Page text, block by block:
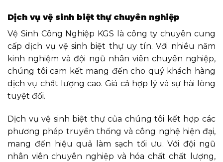
Dịch vụ vệ sinh biệt thự chuyên nghiệp
Vệ Sinh Công Nghiệp KGS là công ty chuyên cung
cấp dịch vụ vệ sinh biệt thự uy tín. Với nhiều năm
kinh nghiệm và đội ngũ nhân viên chuyên nghiệp,
chúng tôi cam kết mang đến cho quý khách hàng
dịch vụ chất lượng cao. Giá cả hợp lý và sự hài lòng
tuyệt đối.
Dịch vụ vệ sinh biệt thự của chúng tôi kết hợp các
phương pháp truyền thống và công nghệ hiện đại,
mang đến hiệu quả làm sạch tối ưu. Với đội ngũ
nhân viên chuyên nghiệp và hóa chất chất lượng,